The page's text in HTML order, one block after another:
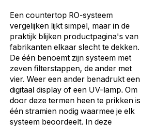
Een countertop RO-systeem
vergelijken lijkt simpel, maar in de
praktijk blijken productpagina's van
fabrikanten elkaar slecht te dekken.
De één benoemt zijn systeem met
zeven filterstappen, de ander met
vier. Weer een ander benadrukt een
digitaal display of een UV-lamp. Om
door deze termen heen te prikken is
één stramien nodig waarmee je elk
systeem beoordeelt. In deze